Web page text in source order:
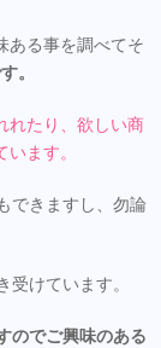
ある事を調べてそ
。
れたり、欲しい商
います。
できますし、勿論
けています。
のでご興味のある